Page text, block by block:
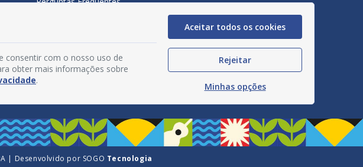
Acesso Interno
| Desenvolvido por SOGO Tecnologia
consentir com o nosso uso de
obter mais informações sobre
.
Aceitar todos os cookies
Rejeitar
Minhas opções